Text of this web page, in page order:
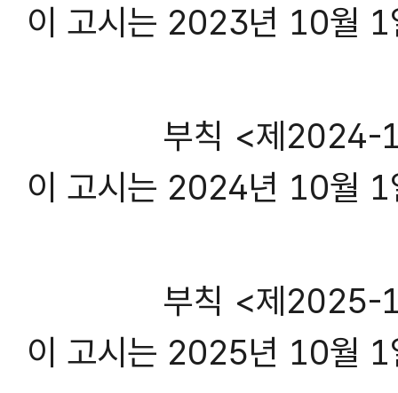
이 고시는 2023년 10월 1
부칙 <제
이 고시는 2024년 10월 1
부칙 <제
이 고시는 2025년 10월 1